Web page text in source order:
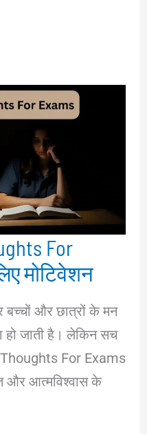
For
मोटिवेशन
बच्चों और छात्रों के मन
हो जाती है। लेकिन सच
For Exams
और आत्मविश्वास के